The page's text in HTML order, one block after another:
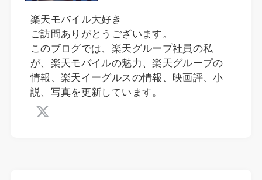
楽天モバイル大好き
ご訪問ありがとうございます。
このブログでは、楽天グループ社員の私
が、楽天モバイルの魅力、楽天グループの
情報、楽天イーグルスの情報、映画評、小
説、写真を更新しています。